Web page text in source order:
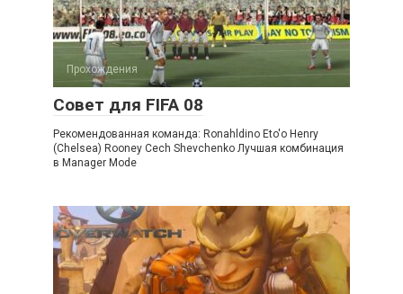
Прохождения
Совет для FIFA 08
Рекомендованная команда: Ronahldino Eto'o Henry
(Chelsea) Rooney Cech Shevchenko Лучшая комбинация
в Manager Mode